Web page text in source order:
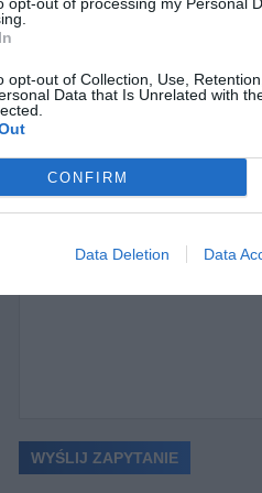
opt-out of Collection, Use,
Data that Is Unrelated with
CONFIRM
Data Deletion Data
O PRODUKT